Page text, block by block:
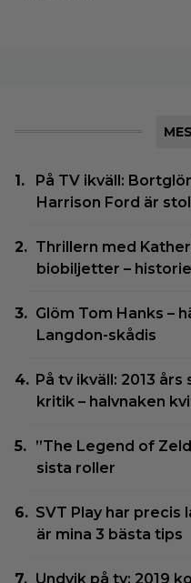
På TV ikväll:
Harrison Ford är
Thrillern med
biobiljetter –
Glöm Tom Hanks –
Langdon-skådis
På tv ikväll: 2013
kritik – halvnaken
”The Legend of
sista roller
SVT Play har precis
är mina 3 bästa tips
Undvik på tv: 2019